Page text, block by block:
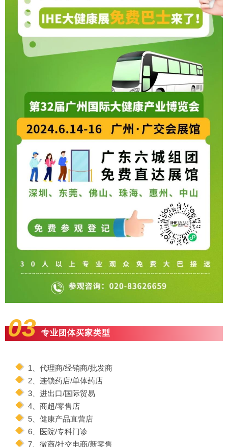
03 专业团体买家类型
1、代理商/经销商/批发商
2、连锁药店/单体药店
3、进出口/国际贸易
4、商超/零售店
5、健康产品直营店
6、医院/专科门诊
7、微商/社交电商/新零售